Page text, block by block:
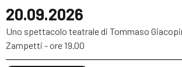
20.09.2026
Uno spettacolo teatrale di Tommaso
Zampetti - ore 19.00